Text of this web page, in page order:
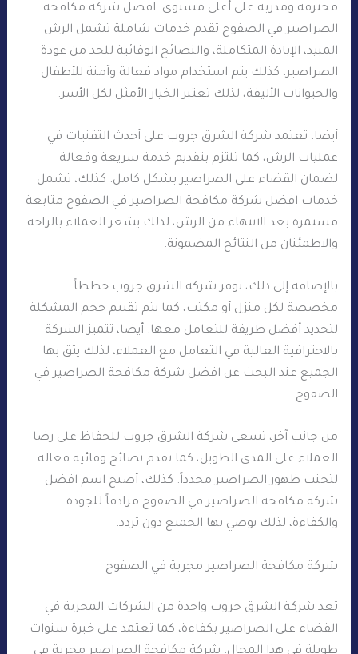
محترفة ومدربة على أعلى مستوى. افضل شركة مكافحة
الصراصير في الصفوح تقدم خدمات شاملة تشمل الرش
المبيد، الإبادة المتكاملة، والنصائح الوقائية للحد من عودة
الصراصير، كذلك يتم استخدام مواد فعالة وآمنة للأطفال
والحيوانات الأليفة، لذلك تعتبر الخيار الأمثل لكل الأسر.
أيضا، تعتمد شركة الشرق جروب على أحدث التقنيات في
عمليات الرش، كما تلتزم بتقديم خدمة سريعة وفعالة
لضمان القضاء على الصراصير بشكل كامل. كذلك، تشمل
خدمات افضل شركة مكافحة الصراصير في الصفوح متابعة
مستمرة بعد الانتهاء من الرش، لذلك يشعر العملاء بالراحة
والاطمئنان من النتائج المضمونة.
بالإضافة إلى ذلك، توفر شركة الشرق جروب خططاً
مخصصة لكل منزل أو مكتب، كما يتم تقييم حجم المشكلة
لتحديد أفضل طريقة للتعامل معها. أيضا، تتميز الشركة
بالاحترافية العالية في التعامل مع العملاء، لذلك يثق بها
الجميع عند البحث عن افضل شركة مكافحة الصراصير في
الصفوح.
من جانب آخر، تسعى شركة الشرق جروب للحفاظ على رضا
العملاء على المدى الطويل، كما تقدم نصائح وقائية فعالة
لتجنب ظهور الصراصير مجدداً. كذلك، أصبح اسم افضل
شركة مكافحة الصراصير في الصفوح مرادفاً للجودة
والكفاءة، لذلك يوصي بها الجميع دون تردد.
شركة مكافحة الصراصير مجربة في الصفوح
تعد شركة الشرق جروب واحدة من الشركات المجربة في
القضاء على الصراصير بكفاءة، كما تعتمد على خبرة سنوات